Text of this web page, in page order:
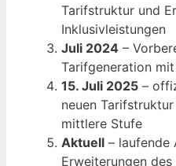
Tarifstruktur und
Inklusivleistungen
Juli 2024 –
Tarifgeneration
15. Juli 2025 –
neuen
mittlere Stufe
Aktuell – laufende
Erweiterungen